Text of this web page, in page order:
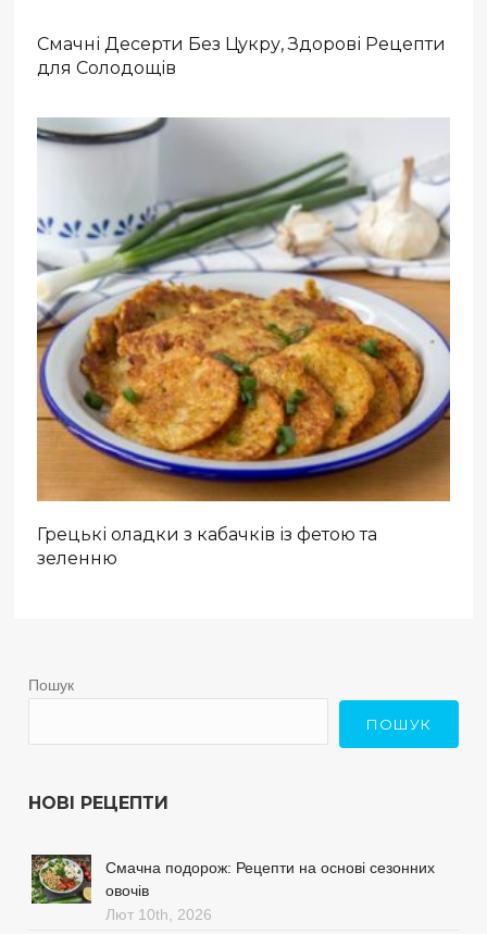
Смачні Десерти Без Цукру, Здорові Рецепти
для Солодощів
Грецькі оладки з кабачків із фетою та
зеленню
Пошук
ПОШУК
НОВІ РЕЦЕПТИ
Смачна подорож: Рецепти на основі сезонних
овочів
Лют 10th, 2026